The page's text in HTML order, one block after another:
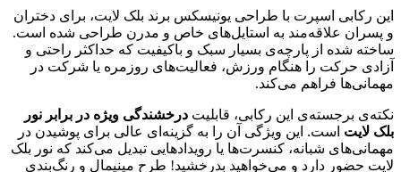
این رکابی اسپرت با طراحی یونیسکس برند بلک لایت، برای دختران
و پسران علاقه‌مند به استایل‌های خاص و مدرن طراحی شده است.
ساخته شده از پارچه‌ی بسیار سبک و باکیفیت که حداکثر راحتی و
آزادی حرکت را هنگام ورزش، فعالیت‌های روزمره یا شرکت در
مهمانی‌ها فراهم می‌کند.
نکته‌ی برجسته‌ی این رکابی، قابلیت درخشندگی ویژه در برابر نور
بلک لایت است. این ویژگی آن را به گزینه‌ای عالی برای پوشیدن در
مهمانی‌های شبانه، کنسرت‌ها یا رویدادهایی تبدیل می‌کند که نور بلک
لایت حضور دارد و می‌خواهید بدرخشید! طرح مینیمال و رنگ‌بندی